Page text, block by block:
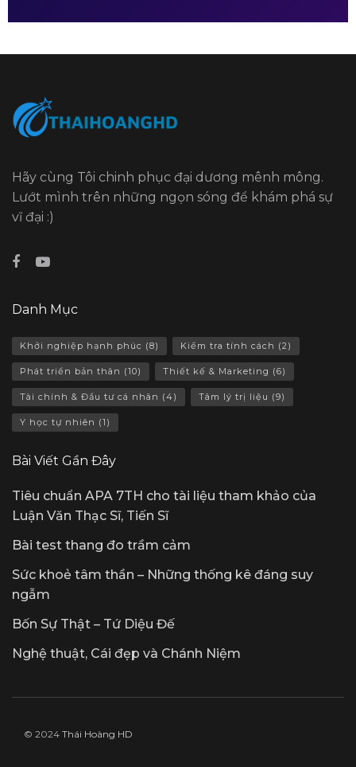
Hãy cùng Tôi chinh phục đại dương mênh mông.
Lướt mình trên những ngọn sóng để khám phá sự
vĩ đại :)
Danh Mục
Khởi nghiệp hạnh phúc (8) Kiểm tra tính cách (2)
Phát triển bản thân (10) Thiết kế & Marketing (6)
Tài chính & Đầu tư cá nhân (4) Tâm lý trị liệu (9)
Y học tự nhiên (1)
Bài Viết Gần Đây
Tiêu chuẩn APA 7TH cho tài liệu tham khảo của
Luận Văn Thạc Sĩ, Tiến Sĩ
Bài test thang đo trầm cảm
Sức khoẻ tâm thần – Những thống kê đáng suy
ngẫm
Bốn Sự Thật – Tứ Diệu Đế
Nghệ thuật, Cái đẹp và Chánh Niệm
© 2024 Thái Hoàng HD